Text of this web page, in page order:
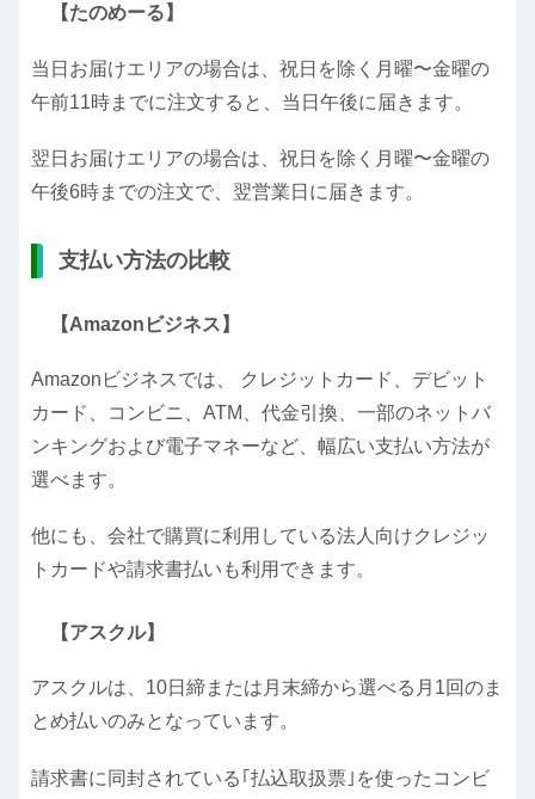
【たのめーる】
当日お届けエリアの場合は、祝日を除く月曜〜金曜の
午前11時までに注文すると、当日午後に届きます。
翌日お届けエリアの場合は、祝日を除く月曜〜金曜の
午後6時までの注文で、翌営業日に届きます。
支払い方法の比較
【Amazonビジネス】
Amazonビジネスでは、 クレジットカード、デビット
カード、コンビニ、ATM、代金引換、一部のネットバ
ンキングおよび電子マネーなど、幅広い支払い方法が
選べます。
他にも、会社で購買に利用している法人向けクレジッ
トカードや請求書払いも利用できます。
【アスクル】
アスクルは、10日締または月末締から選べる月1回のま
とめ払いのみとなっています。
請求書に同封されている｢払込取扱票｣を使ったコンビ